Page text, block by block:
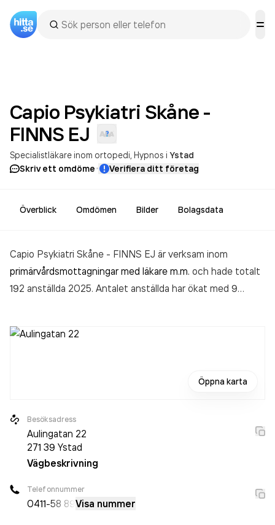
Capio Psykiatri Skåne -
FINNS EJ
Specialistläkare inom ortopedi Hypnos i Ystad
Skriv ett omdöme· Verifiera ditt företag
Överblick Omdömen Bilder Bolagsdata
Capio Psykiatri Skåne - FINNS EJ är verksam inom
primärvårdsmottagningar med läkare m.m. och hade totalt
192 anställda 2025. Antalet anställda har ökat med 9
2004. Capio Psykiatri Skåne - FINNS EJ
Öppna karta
Besöksadress
Aulingatan 22
271 39 Ystad
Vägbeskrivning
Telefonnummer
0411-58 89 Visa nummer